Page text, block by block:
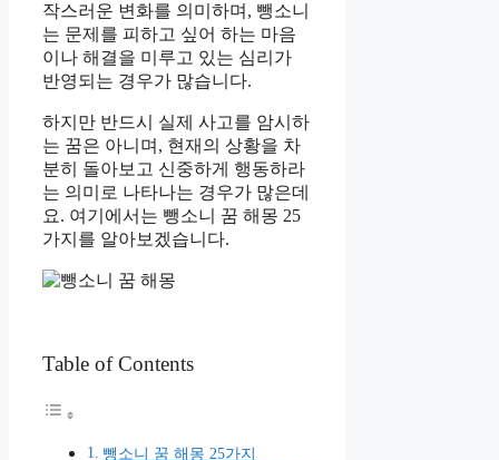
작스러운 변화를 의미하며, 뺑소니
는 문제를 피하고 싶어 하는 마음
이나 해결을 미루고 있는 심리가
반영되는 경우가 많습니다.
하지만 반드시 실제 사고를 암시하
는 꿈은 아니며, 현재의 상황을 차
분히 돌아보고 신중하게 행동하라
는 의미로 나타나는 경우가 많은데
요. 여기에서는 뺑소니 꿈 해몽 25
가지를 알아보겠습니다.
Table of Contents
뺑소니 꿈 해몽 25가지